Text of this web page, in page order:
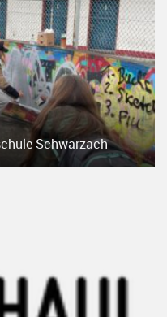
Schwarzach